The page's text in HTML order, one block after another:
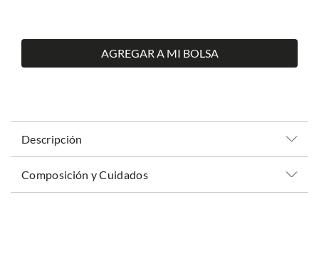
AGREGAR A MI BOLSA
Descripción
Composición y Cuidados